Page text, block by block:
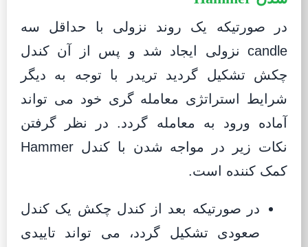
در صورتیکه یک روند نزولی با حداقل سه
candle نزولی ایجاد شد و پس از آن کندل
چکش تشکیل گردید تریدر با توجه به دیگر
شرایط استراتژی معامله گری خود می تواند
آماده ورود به معامله گردد. در نظر گرفتن
نکات زیر در مواجه شدن با کندل Hammer
کمک کننده است.
در صورتیکه بعد از کندل چکش یک کندل
صعودی تشکیل گردد، می تواند تاییدی